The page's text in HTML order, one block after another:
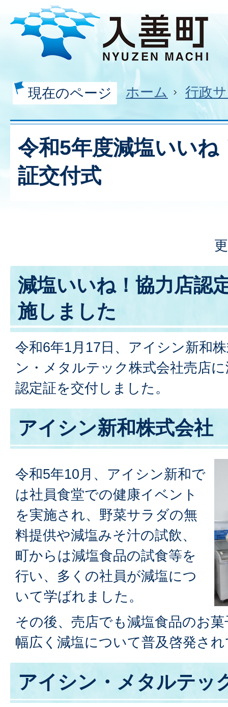
現在のページ ホーム 行政
令和5年度減塩いいね
証交付式
減塩いいね！協力店認
施しました
令和6年1月17日、アイシン新和
ン・メタルテック株式会社売店
認定証を交付しました。
アイシン新和株式会社
令和5年10月、アイシン新和で
は社員食堂での健康イベント
を実施され、野菜サラダの無
料提供や減塩みそ汁の試飲、
町からは減塩食品の試食等を
行い、多くの社員が減塩につ
いて学ばれました。
その後、売店でも減塩食品のお
幅広く減塩について普及啓発さ
アイシン・メタルテッ